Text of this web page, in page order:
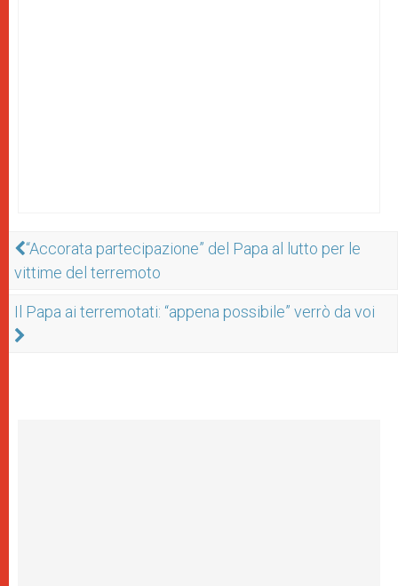
“Accorata partecipazione” del Papa al lutto per le
vittime del terremoto
Il Papa ai terremotati: “appena possibile” verrò da voi